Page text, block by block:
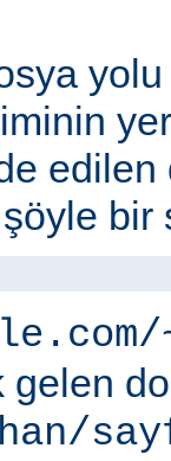
yolu
edilen
bir
gelen